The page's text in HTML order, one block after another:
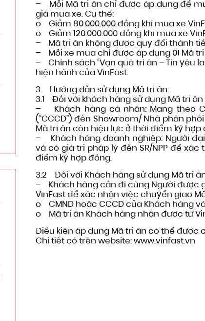
– Mỗi Mã tri ân chỉ được áp dụng để
giá mua xe. Cụ thể:
o Giảm 80.000.000 đồng khi mua xe
o Giảm 120.000.000 đồng khi mua xe
– Mã tri ân không được quy đổi thành
– Mỗi xe mua chỉ được áp dụng 01 Mã tri
– Chính sách “Vạn quà tri ân – Tin yêu
hiện hành của VinFast.
3. Hướng dẫn sử dụng Mã tri ân:
3.1 Đối với khách hàng sử dụng Mã tri
– Khách hàng cá nhân: Mang theo
(“CCCD”) đến Showroom/ Nhà phân
Mã tri ân còn hiệu lực ở thời điểm ký hợp
– Khách hàng doanh nghiệp: Người
và có giá trị pháp lý đến SR/NPP để
điểm ký hợp đồng.
3.2 Đối với Khách hàng sử dụng Mã tri
– Khách hàng cần đi cùng Người được
VinFast để xác nhận việc chuyển giao
o CMND hoặc CCCD của Khách hàng
o Mã tri ân Khách hàng nhận được từ
Điều kiện áp dụng Mã tri ân có thể được
Chi tiết có trên website: www.vinfast.vn